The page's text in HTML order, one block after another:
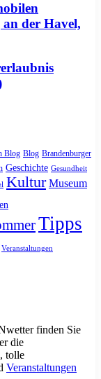
der Havel,
Blog Blog Brandenburger
Geschichte Gesundheit
Kultur Museum
Tipps
Veranstaltungen
finden Sie
die
, tolle
Veranstaltungen